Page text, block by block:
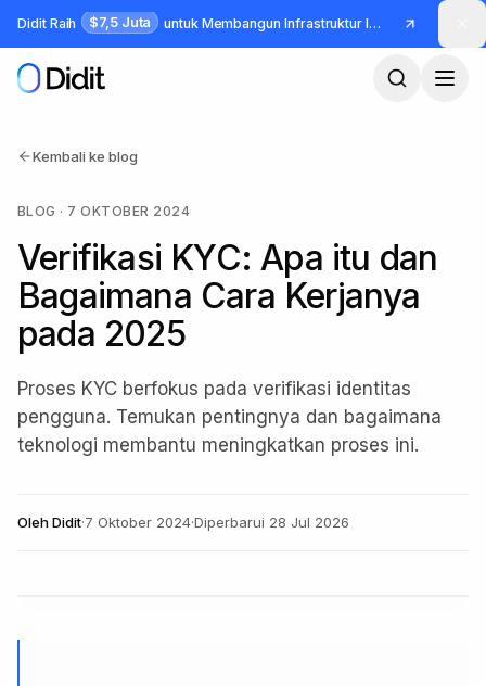
Lewati ke konten utama
Didit Raih $7,5 Juta untuk Membangun Infrastruktur Identitas dan Fraud
Kembali ke blog
BLOG · 7 OKTOBER 2024
Verifikasi KYC: Apa itu dan
Bagaimana Cara Kerjanya
pada 2025
Proses KYC berfokus pada verifikasi identitas
pengguna. Temukan pentingnya dan bagaimana
teknologi membantu meningkatkan proses ini.
OlehDidit·7 Oktober 2024·Diperbarui 28 Jul 2026